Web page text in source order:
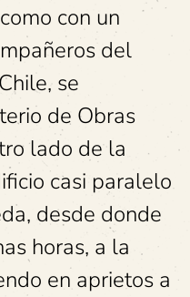
con un
del
se
de Obras
lado de la
casi paralelo
desde donde
horas, a la
en aprietos a